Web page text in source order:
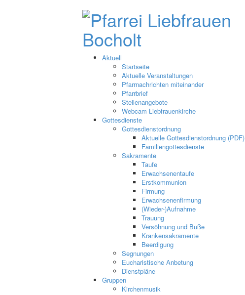
Aktuell
Startseite
Aktuelle Veranstaltungen
Pfarrnachrichten miteinander
Pfarrbrief
Stellenangebote
Webcam Liebfrauenkirche
Gottesdienste
Gottesdienstordnung
Aktuelle Gottesdienstordnung (PDF)
Familiengottesdienste
Sakramente
Taufe
Erwachsenentaufe
Erstkommunion
Firmung
Erwachsenenfirmung
(Wieder-)Aufnahme
Trauung
Versöhnung und Buße
Krankensakramente
Beerdigung
Segnungen
Eucharistische Anbetung
Dienstpläne
Gruppen
Kirchenmusik